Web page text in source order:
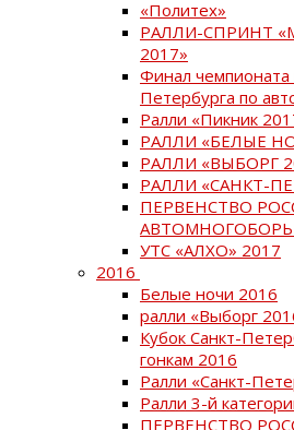
«Политех»
РАЛЛИ-СПРИНТ
2017»
Финал чемпионата
Петербурга по
Ралли «Пикник
РАЛЛИ «БЕЛЫЕ
РАЛЛИ «ВЫБОРГ
РАЛЛИ «САНКТ-
ПЕРВЕНСТВО
УТС «АЛХО» 2017
2016
Белые ночи 2016
ралли «Выборг
Кубок Санкт-
гонкам 2016
Ралли «Санкт-
Ралли 3-й
ПЕРВЕНСТВО